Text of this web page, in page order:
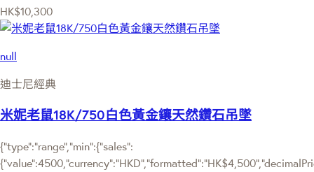
HK$10,300
null
迪士尼經典
米妮老鼠18K/750白色黃金鑲天然鑽石吊墜
{"type":"range","min":{"sales":